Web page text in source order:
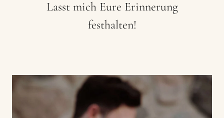
Lasst mich Eure Erinnerung
festhalten!